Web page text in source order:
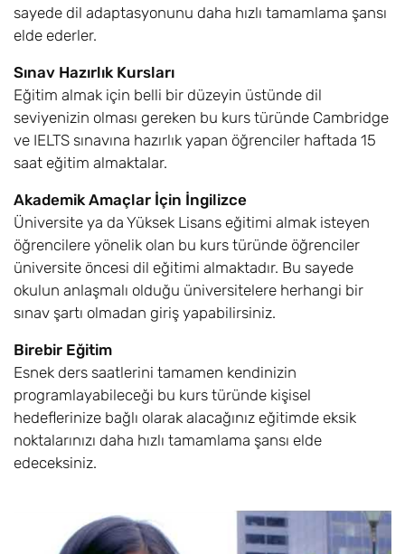
sayede dil adaptasyonunu daha hızlı tamamlama şansı
elde ederler.
Sınav Hazırlık Kursları
Eğitim almak için belli bir düzeyin üstünde dil
seviyenizin olması gereken bu kurs türünde Cambridge
ve IELTS sınavına hazırlık yapan öğrenciler haftada 15
saat eğitim almaktalar.
Akademik Amaçlar İçin İngilizce
Üniversite ya da Yüksek Lisans eğitimi almak isteyen
öğrencilere yönelik olan bu kurs türünde öğrenciler
üniversite öncesi dil eğitimi almaktadır. Bu sayede
okulun anlaşmalı olduğu üniversitelere herhangi bir
sınav şartı olmadan giriş yapabilirsiniz.
Birebir Eğitim
Esnek ders saatlerini tamamen kendinizin
programlayabileceği bu kurs türünde kişisel
hedeflerinize bağlı olarak alacağınız eğitimde eksik
noktalarınızı daha hızlı tamamlama şansı elde
edeceksiniz.